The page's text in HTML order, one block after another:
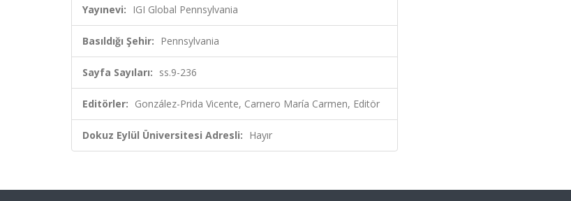
Yayınevi: IGI Global Pennsylvania
Basıldığı Şehir: Pennsylvania
Sayfa Sayıları: ss.9-236
Editörler: González-Prida Vicente, Carnero María Carmen, Editör
Dokuz Eylül Üniversitesi Adresli: Hayır